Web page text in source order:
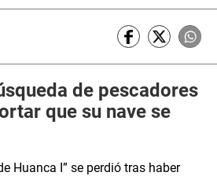
de pescadores
que su nave se
Huanca I” se perdió tras haber